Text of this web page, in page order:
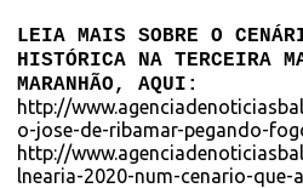
LEIA MAIS SOBRE O
HISTÓRICA NA TERCEIRA
MARANHÃO, AQUI:
http://
o-jose-de-ribamar-pegando-
http://
lnearia-2020-num-cenario-que-